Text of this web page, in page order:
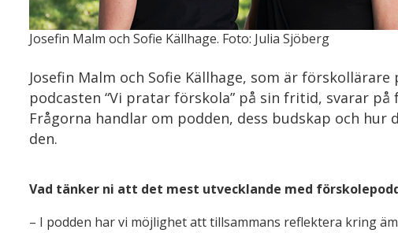
Josefin Malm och Sofie Källhage. Foto: Julia Sjöberg
Josefin Malm och Sofie Källhage, som är
podcasten “Vi pratar förskola” på sin fritid, svarar
Frågorna handlar om podden, dess budskap och
den.
Vad tänker ni att det mest utvecklande med
– I podden har vi möjlighet att tillsammans reflektera kring